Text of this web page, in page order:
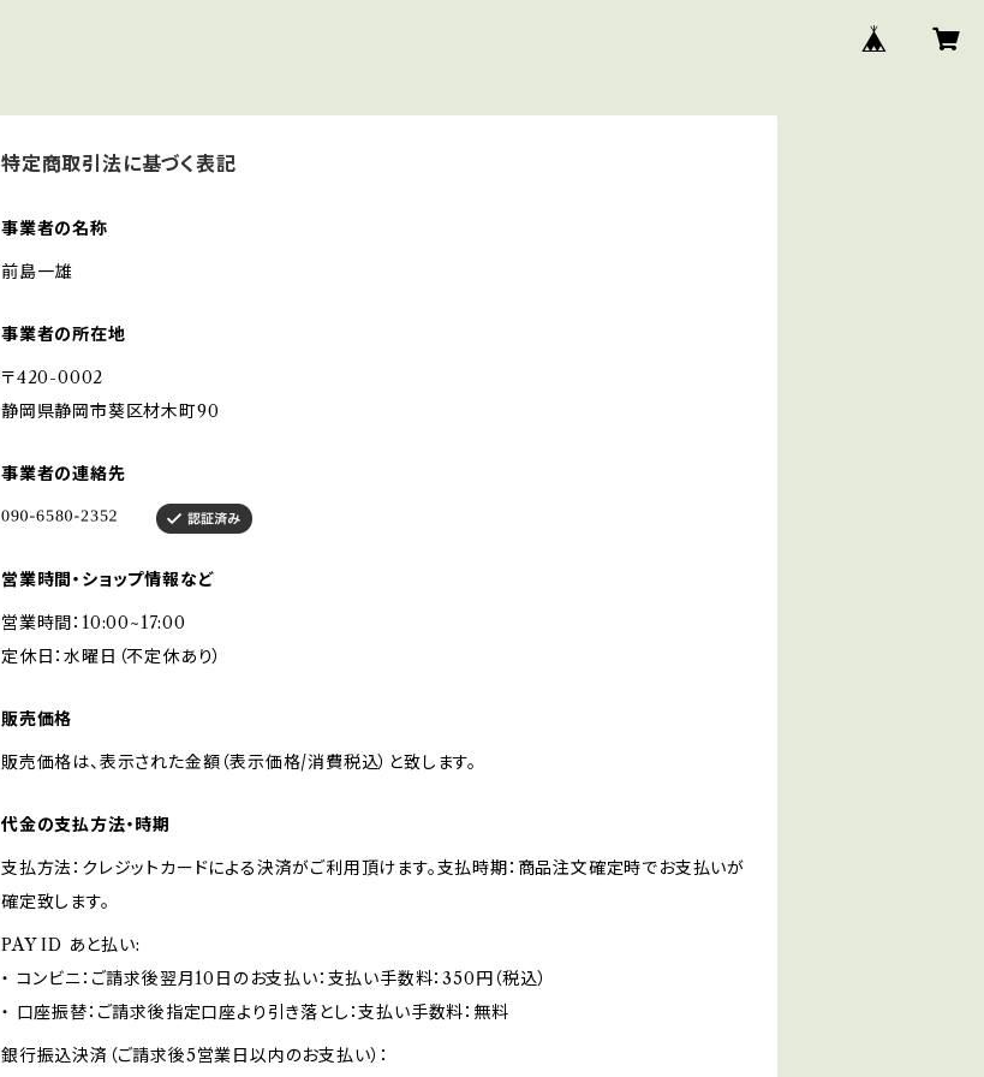
特定商取引法に基づく表記
事業者の名称
前島一雄
事業者の所在地
〒420-0002
静岡県静岡市葵区材木町90
事業者の連絡先
営業時間・ショップ情報など
営業時間：10:00~17:00
定休日：水曜日（不定休あり）
販売価格
販売価格は、表示された金額（表示価格/消費税込）と致します。
代金の支払方法・時期
支払方法：クレジットカードによる決済がご利用頂けます。支払時期：商品注文確定時でお支払いが
確定致します。
PAY ID あと払い:
・ コンビニ：ご請求後翌月10日のお支払い：支払い手数料：350円（税込）
・ 口座振替：ご請求後指定口座より引き落とし：支払い手数料：無料
銀行振込決済（ご請求後5営業日以内のお支払い）：